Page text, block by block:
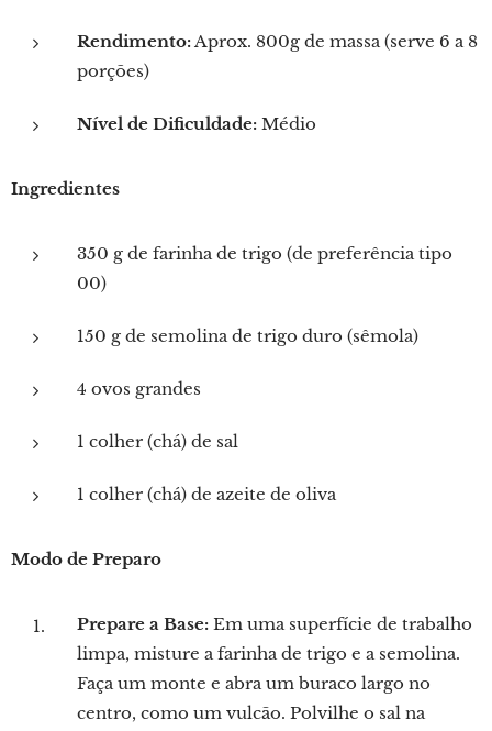
Rendimento:Aprox. 800g de massa (serve 6 a 8
porções)
Nível de Dificuldade: Médio
Ingredientes
350 g de farinha de trigo (de preferência tipo
00)
150 g de semolina de trigo duro (sêmola)
4 ovos grandes
1 colher (chá) de sal
1 colher (chá) de azeite de oliva
Modo de Preparo
Prepare a Base: Em uma superfície de trabalho
limpa, misture a farinha de trigo e a semolina.
Faça um monte e abra um buraco largo no
centro, como um vulcão. Polvilhe o sal na